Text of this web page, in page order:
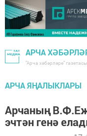
АРЧА
"Арча хәбәрләре"
АРЧА ЯҢАЛЫКЛАРЫ
Арчаның
эчтән генә